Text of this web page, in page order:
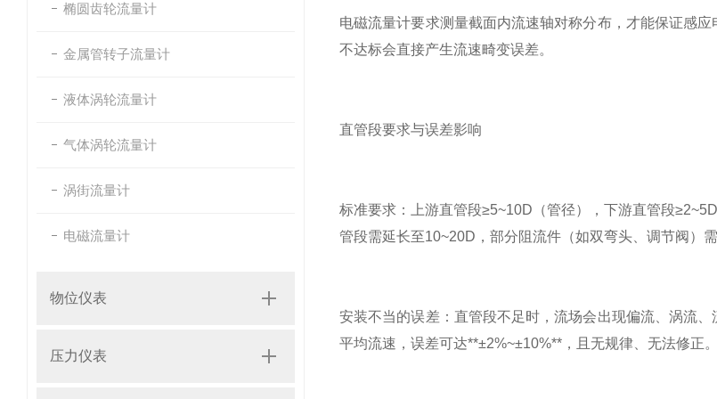
椭圆齿轮流量计
金属管转子流量计
液体涡轮流量计
气体涡轮流量计
涡街流量计
电磁流量计
物位仪表
压力仪表
电磁流量计要求测量截面内流速轴对称分布，才能保证感
不达标会直接产生流速畸变误差。
直管段要求与误差影响
标准要求：上游直管段≥5~10D（管径），下游直管段
管段需延长至10~20D，部分阻流件（如双弯头、调节阀）需
安装不当的误差：直管段不足时，流场会出现偏流、涡流
平均流速，误差可达**±2%~±10%**，且无规律、无法修正。